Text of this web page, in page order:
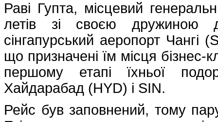
Раві Гупта, місцевий
летів зі своєю дружиною
сінгапурський аеропорт Чангі
що призначені їм місця
першому етапі їхньої
Хайдарабад (HYD) і SIN.
Рейс був заповнений, тому